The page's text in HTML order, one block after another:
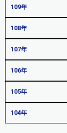
109年
108年
107年
106年
105年
104年